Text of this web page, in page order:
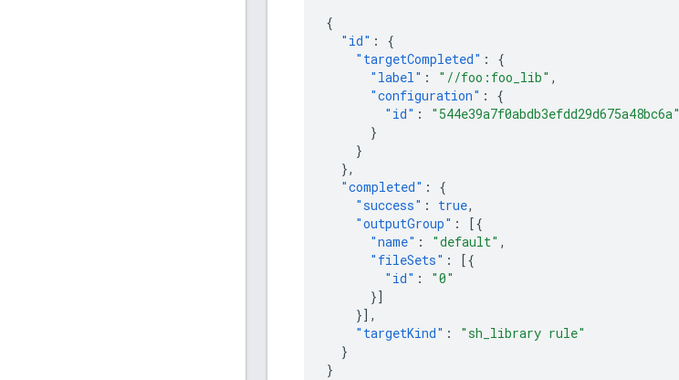
{
"id" :
{
"targetCompleted" :
{
"label" : "//foo:foo_lib" ,
"configuration" :
{
"id" :
"544e39a7f0abdb3efdd29d675a48bc6a"
}
}
},
"completed" :
{
"success" : true,
"outputGroup" :
[{
"name" : "default" ,
"fileSets" :
[{
"id" :
"0"
}]
}],
"targetKind" :
"sh_library rule"
}
}